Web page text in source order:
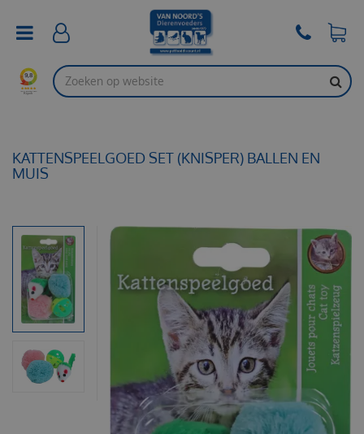
KATTENSPEELGOED SET (KNISPER) BALLEN EN
MUIS